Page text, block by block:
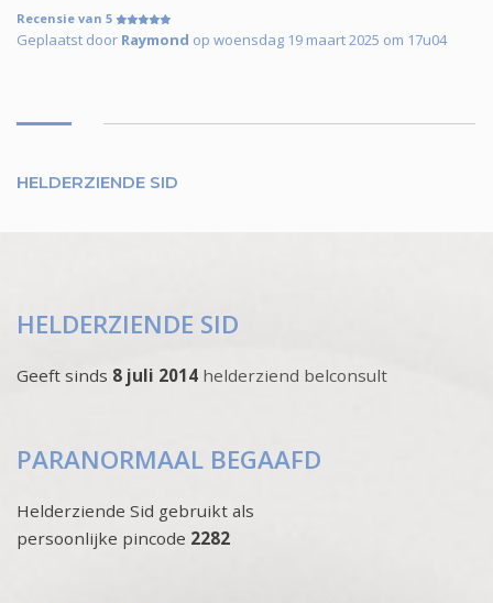
Recensie van 5
Geplaatst door Raymond op woensdag 19 maart 2025 om 17u04
HELDERZIENDE SID
HELDERZIENDE SID
Geeft sinds 8 juli 2014 helderziend belconsult
PARANORMAAL BEGAAFD
Helderziende Sid gebruikt als
persoonlijke pincode 2282